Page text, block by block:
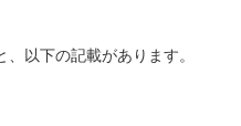
以下の記載があります。